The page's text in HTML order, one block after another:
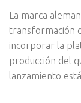
La marca
transformación
incorporar la
producción del
lanzamiento